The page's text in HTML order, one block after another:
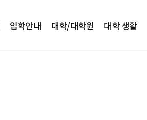
입학안내 대학/대학원 대학 생활